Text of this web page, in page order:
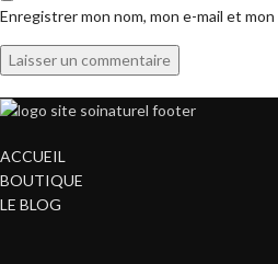
Enregistrer mon nom, mon e-mail et
ACCUEIL
BOUTIQUE
LE BLOG